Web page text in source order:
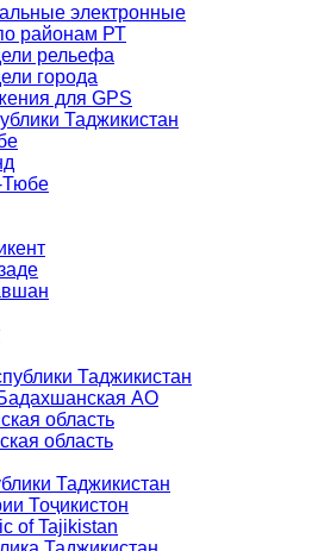
электронные
районам РТ
рельефа
города
для GPS
Таджикистан
Тюбе
Таджикистан
АО
область
область
Таджикистан
Тоҷикистон
of Tajikistan